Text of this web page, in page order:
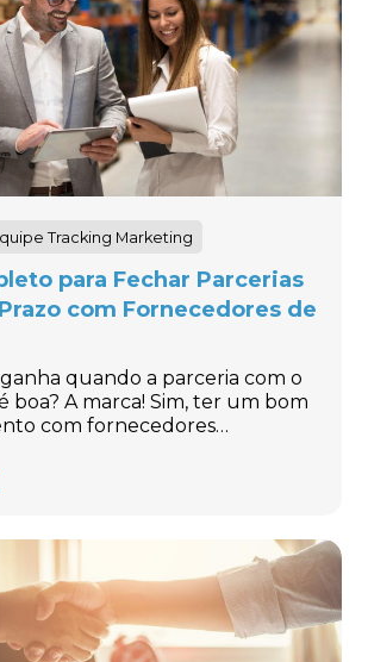
Tracking Marketing
para Fechar Parcerias
com Fornecedores de
quando a parceria com o
boa? A marca! Sim, ter um bom
com fornecedores…